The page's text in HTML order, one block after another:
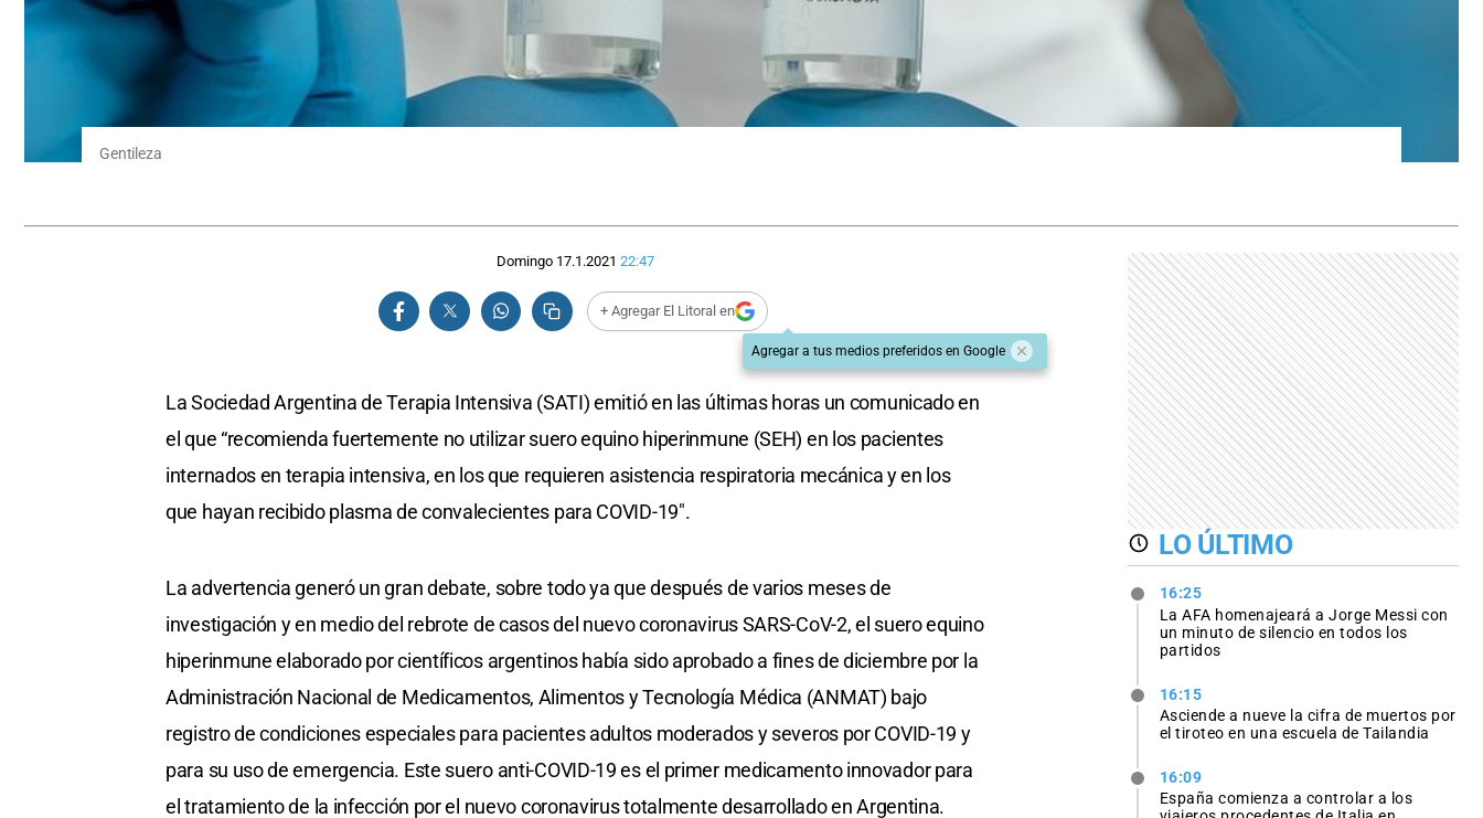
Gentileza
Domingo 17.1.2021 22:47
+ Agregar El Litoral en
Agregar a tus medios preferidos en Google
La Sociedad Argentina de Terapia Intensiva (SATI) emitió en las últimas horas un comunicado en
el que “recomienda fuertemente no utilizar suero equino hiperinmune (SEH) en los pacientes
internados en terapia intensiva, en los que requieren asistencia respiratoria mecánica y en los
que hayan recibido plasma de convalecientes para COVID-19″.
La advertencia generó un gran debate, sobre todo ya que después de varios meses de
investigación y en medio del rebrote de casos del nuevo coronavirus SARS-CoV-2, el suero equino
hiperinmune elaborado por científicos argentinos había sido aprobado a fines de diciembre por la
Administración Nacional de Medicamentos, Alimentos y Tecnología Médica (ANMAT) bajo
registro de condiciones especiales para pacientes adultos moderados y severos por COVID-19 y
para su uso de emergencia. Este suero anti-COVID-19 es el primer medicamento innovador para
el tratamiento de la infección por el nuevo coronavirus totalmente desarrollado en Argentina.
LO ÚLTIMO
16:25
La AFA homenajeará a Jorge Messi con
un minuto de silencio en todos los
partidos
16:15
Asciende a nueve la cifra de muertos por
el tiroteo en una escuela de Tailandia
16:09
España comienza a controlar a los